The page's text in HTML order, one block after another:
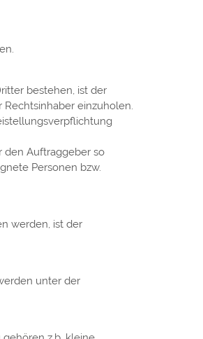
bestehen, ist der
einzuholen.
den Auftraggeber so
Personen bzw.
werden, ist der
unter der